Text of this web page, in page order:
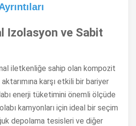
Izolasyon ve Sabit
iletkenliğe sahip olan kompozit
aktarımına karşı etkili bir bariyer
enerji tüketimini önemli ölçüde
kamyonları için ideal bir seçim
depolama tesisleri ve diğer